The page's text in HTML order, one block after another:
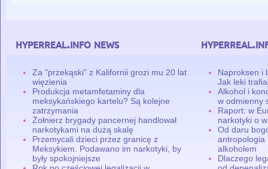
hyperreal.info news
Za "przekąski" z Kalifornii grozi mu 20 lat
więzienia
Produkcja metamfetaminy dla
meksykańskiego kartelu? Są kolejne
zatrzymania
Żołnierz brygady pancernej handlował
narkotykami na dużą skalę
Przemycali dzieci przez granicę z
Meksykiem. Podawano im narkotyki, by
były spokojniejsze
Naproksen i
Jak leki
Alkohol i
w odmienny
Raport: w
narkotyki o
Od daru
antropologia
alkoholem
Dlaczego